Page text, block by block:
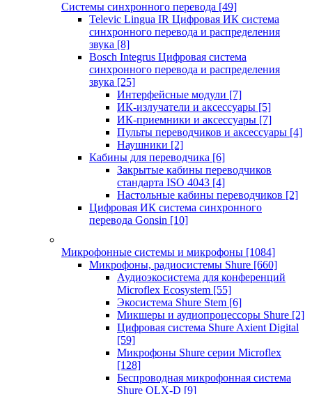
Системы синхронного перевода [49]
Televic Lingua IR Цифровая ИК система
синхронного перевода и распределения
звука [8]
Bosch Integrus Цифровая система
синхронного перевода и распределения
звука [25]
Интерфейсные модули [7]
ИК-излучатели и аксессуары [5]
ИК-приемники и аксессуары [7]
Пульты переводчиков и аксессуары [4]
Наушники [2]
Кабины для переводчика [6]
Закрытые кабины переводчиков
стандарта ISO 4043 [4]
Настольные кабины переводчиков [2]
Цифровая ИК система синхронного
перевода Gonsin [10]
Микрофонные системы и микрофоны [1084]
Микрофоны, радиосистемы Shure [660]
Аудиоэкосистема для конференций
Microflex Ecosystem [55]
Экосистема Shure Stem [6]
Микшеры и аудиопроцессоры Shure [2]
Цифровая система Shure Axient Digital
[59]
Микрофоны Shure серии Microflex
[128]
Беспроводная микрофонная система
Shure QLX-D [9]